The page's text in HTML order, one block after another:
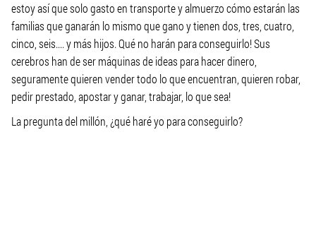
estoy así que solo gasto en transporte y almuerzo cómo estarán las
familias que ganarán lo mismo que gano y tienen dos, tres, cuatro,
cinco, seis.... y más hijos. Qué no harán para conseguirlo! Sus
cerebros han de ser máquinas de ideas para hacer dinero,
seguramente quieren vender todo lo que encuentran, quieren robar,
pedir prestado, apostar y ganar, trabajar, lo que sea!
La pregunta del millón, ¿qué haré yo para conseguirlo?